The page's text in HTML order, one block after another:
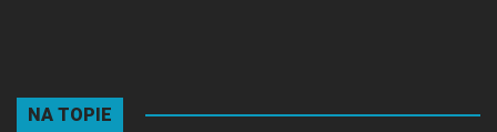
NA TOPIE